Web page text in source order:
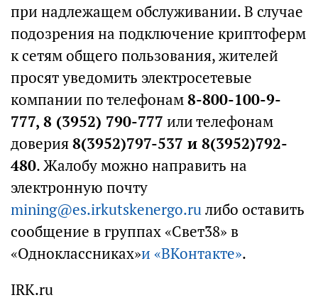
при надлежащем обслуживании. В случае
подозрения на подключение криптоферм
к сетям общего пользования, жителей
просят уведомить электросетевые
компании по телефонам8-800-100-9-
777, 8 (3952) 790-777 или телефонам
доверия8(3952)797-537 и 8(3952)792-
480. Жалобу можно направить на
электронную почту
mining@es.irkutskenergo.ruлибо оставить
сообщение в группах «Свет38»в
«Одноклассниках»и «ВКонтакте».
IRK.ru